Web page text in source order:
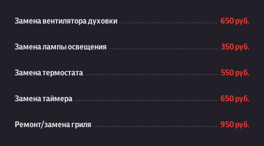
Замена вентилятора духовки 650 руб.
Замена лампы освещения 350 руб.
Замена термостата 550 руб.
Замена таймера 650 руб.
Ремонт/замена гриля 950 руб.